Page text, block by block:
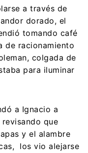
a través de
dorado, el
tomando café
de racionamiento
colgada de
para iluminar
a Ignacio a
que
y el alambre
los vio alejarse